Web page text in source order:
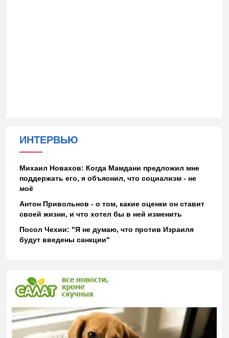
ИНТЕРВЬЮ
Михаил Новахов: Когда Мамдани предложил мне
поддержать его, я объяснил, что социализм - не
моё
Антон Привольнов - о том, какие оценки он ставит
своей жизни, и что хотел бы в ней изменить
Посол Чехии: "Я не думаю, что против Израиля
будут введены санкции"